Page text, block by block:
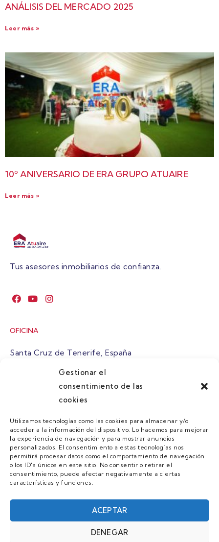
Gestionar el
consentimiento de las
cookies
Utilizamos tecnologías como las cookies para almacenar y/o
acceder a la información del dispositivo. Lo hacemos para mejorar
la experiencia de navegación y para mostrar anuncios
personalizados. El consentimiento a estas tecnologías nos
permitirá procesar datos como el comportamiento de navegación
o los ID's únicos en este sitio. No consentir o retirar el
consentimiento, puede afectar negativamente a ciertas
características y funciones.
ACEPTAR
DENEGAR
ANÁLISIS DEL MERCADO 2025
Leer más »
10º ANIVERSARIO DE ERA GRUPO ATUAIRE
Leer más »
Tus asesores inmobiliarios de confianza.
OFICINA
Santa Cruz de Tenerife, España
atuaire@grupoatuaire.com
+34 638765829
MENU
Quienes Somos
Guias
Contacto
Únete